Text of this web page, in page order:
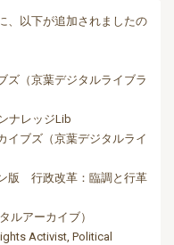
、以下が追加されましたの
ズ（京葉デジタルライブラ
ナレッジLib
イブズ（京葉デジタルライ
版 行政改革：臨調と行革
ルアーカイブ）
Activist, Political